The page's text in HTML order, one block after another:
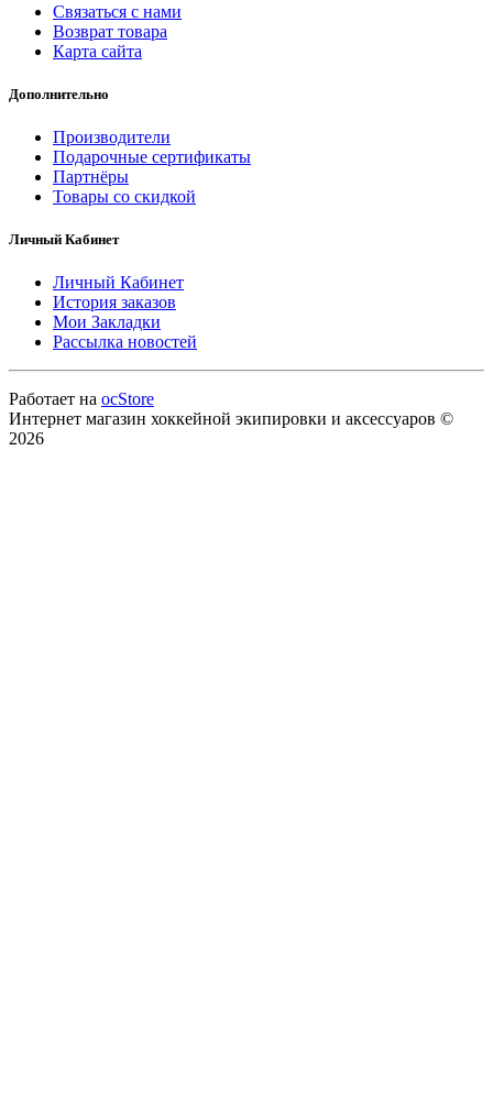
Связаться с нами
Возврат товара
Карта сайта
Дополнительно
Производители
Подарочные сертификаты
Партнёры
Товары со скидкой
Личный Кабинет
Личный Кабинет
История заказов
Мои Закладки
Рассылка новостей
Работает на ocStore
Интернет магазин хоккейной экипировки и аксессуаров ©
2026